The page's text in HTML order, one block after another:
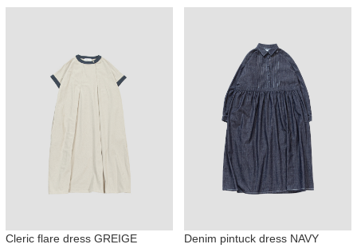
Cleric flare dress GREIGE
Denim pintuck dress NAVY